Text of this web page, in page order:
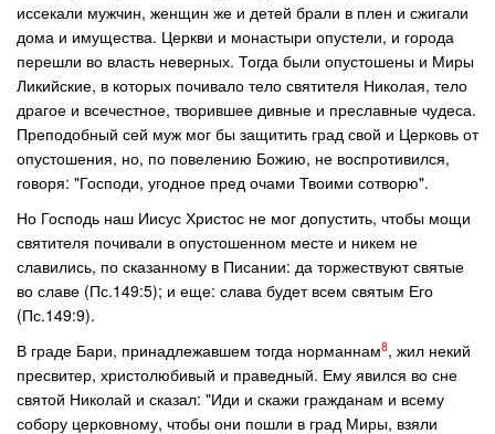
иссекали мужчин, женщин же и детей брали в плен и сжигали
дома и имущества. Церкви и монастыри опустели, и города
перешли во власть неверных. Тогда были опустошены и Миры
Ликийские, в которых почивало тело святителя Николая, тело
драгое и всечестное, творившее дивные и преславные чудеса.
Преподобный сей муж мог бы защитить град свой и Церковь от
опустошения, но, по повелению Божию, не воспротивился,
говоря: "Господи, угодное пред очами Твоими сотворю".
Но Господь наш Иисус Христос не мог допустить, чтобы мощи
святителя почивали в опустошенном месте и никем не
славились, по сказанному в Писании: да торжествуют святые
во славе (Пс.149:5); и еще: слава будет всем святым Его
(Пс.149:9).
В граде Бари, принадлежавшем тогда норманнам8, жил некий
пресвитер, христолюбивый и праведный. Ему явился во сне
святой Николай и сказал: "Иди и скажи гражданам и всему
собору церковному, чтобы они пошли в град Миры, взяли